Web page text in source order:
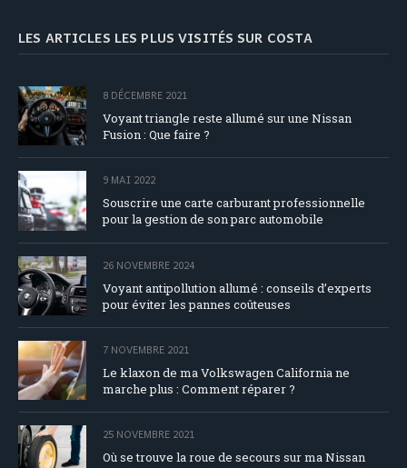
LES ARTICLES LES PLUS VISITÉS SUR COSTA
8 DÉCEMBRE 2021
Voyant triangle reste allumé sur une Nissan
Fusion : Que faire ?
9 MAI 2022
Souscrire une carte carburant professionnelle
pour la gestion de son parc automobile
26 NOVEMBRE 2024
Voyant antipollution allumé : conseils d’experts
pour éviter les pannes coûteuses
7 NOVEMBRE 2021
Le klaxon de ma Volkswagen California ne
marche plus : Comment réparer ?
25 NOVEMBRE 2021
Où se trouve la roue de secours sur ma Nissan